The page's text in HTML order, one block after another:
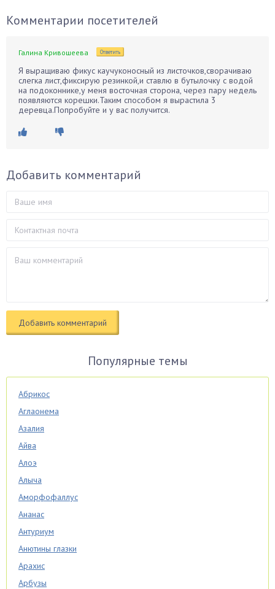
Комментарии посетителей
Галина Кривошеева Ответить
Я выращиваю фикус каучуконосный из листочков,сворачиваю
слегка лист,фиксирую резинкой,и ставлю в бутылочку с водой
на подоконнике,у меня восточная сторона, через пару недель
появляются корешки.Таким способом я вырастила 3
деревца.Попробуйте и у вас получится.
Добавить комментарий
Популярные темы
Абрикос
Аглаонема
Азалия
Айва
Алоэ
Алыча
Аморфофаллус
Ананас
Антуриум
Анютины глазки
Арахис
Арбузы